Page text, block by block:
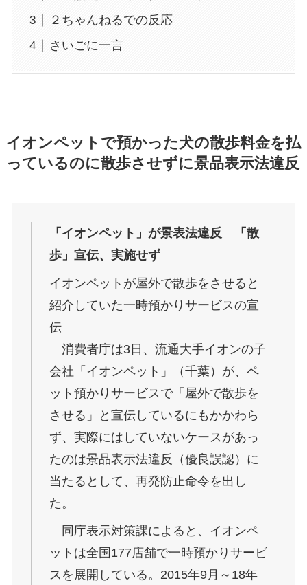
２ちゃんねるでの反応
さいごに一言
イオンペットで預かった犬の散歩料金を払
っているのに散歩させずに景品表示法違反
「イオンペット」が景表法違反 「散
歩」宣伝、実施せず
イオンペットが屋外で散歩をさせると
紹介していた一時預かりサービスの宣
伝
消費者庁は3日、流通大手イオンの子
会社「イオンペット」（千葉）が、ペ
ット預かりサービスで「屋外で散歩を
させる」と宣伝しているにもかかわら
ず、実際にはしていないケースがあっ
たのは景品表示法違反（優良誤認）に
当たるとして、再発防止命令を出し
た。
同庁表示対策課によると、イオンペ
ットは全国177店舗で一時預かりサービ
スを展開している。2015年9月～18年